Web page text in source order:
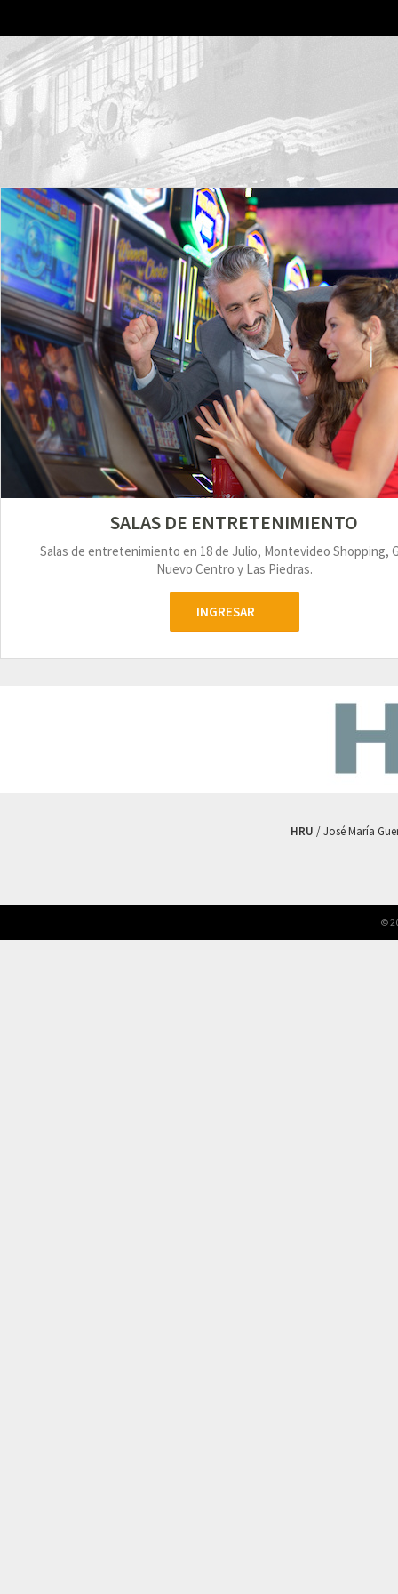
SALAS DE ENTRETENIMIENTO
Salas de entretenimiento en 18 de Julio, Montevideo Shopping,
Nuevo Centro y Las Piedras.
INGRESAR
HRU / José María
©